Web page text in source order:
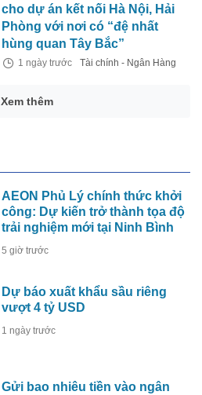
cho dự án kết nối Hà Nội, Hải
Phòng với nơi có “đệ nhất
hùng quan Tây Bắc”
1 ngày trước Tài chính - Ngân Hàng
Xem thêm
AEON Phủ Lý chính thức khởi
công: Dự kiến trở thành tọa độ
trải nghiệm mới tại Ninh Bình
5 giờ trước
Dự báo xuất khẩu sầu riêng
vượt 4 tỷ USD
1 ngày trước
Gửi bao nhiêu tiền vào ngân